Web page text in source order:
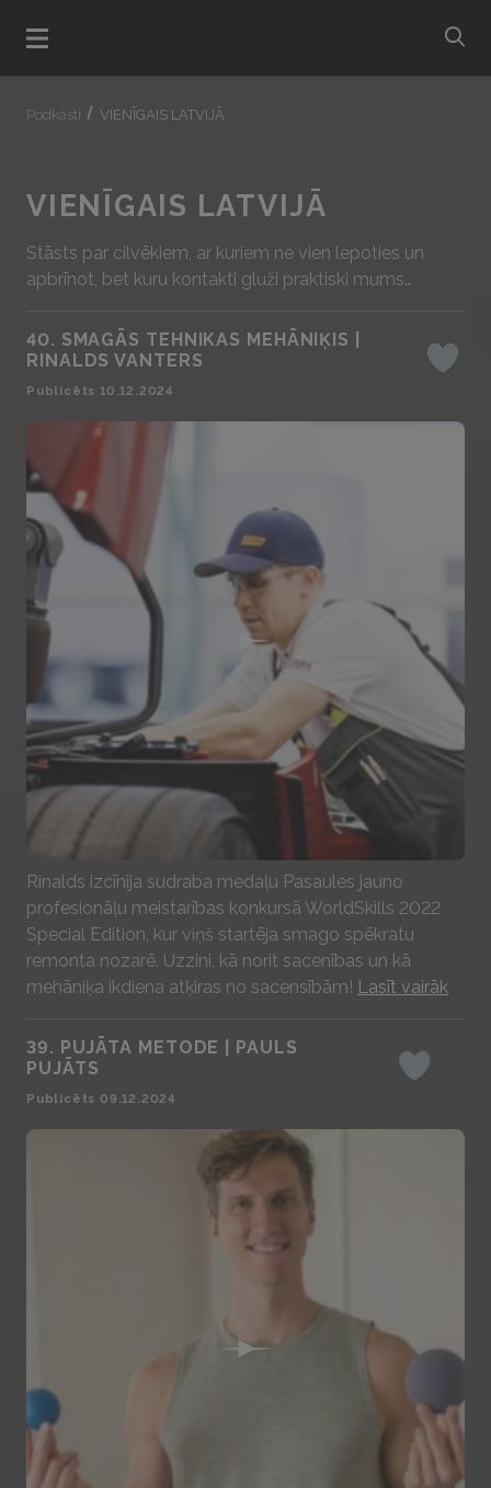
Atvert menu
Podkāsti VIENĪGAIS LATVIJĀ
VIENĪGAIS LATVIJĀ
Stāsts par cilvēkiem, ar kuriem ne vien lepoties un
apbrīnot, bet kuru kontakti gluži praktiski mums
podcast.episodes_wai
Play
Rinalds izcīnija sudraba medaļu Pasaules jauno
profesionāļu meistarības konkursā WorldSkills 2022
Special Edition, kur viņš startēja smago spēkratu
remonta nozarē. Uzzini, kā norit sacenības un kā
mehāniķa ikdiena atķiras no sacensībām! Lasīt vairāk
40. SMAGĀS TEHNIKAS MEHĀNIĶIS |
RINALDS VANTERS
Publicēts 10.12.2024
39. PUJĀTA METODE | PAULS
PUJĀTS
Publicēts 09.12.2024
Iepatikas